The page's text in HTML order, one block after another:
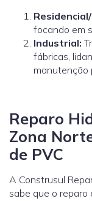
focando em
Industrial:
fábricas,
manutenção
Reparo
Zona
de PVC
A Construsul
sabe que o reparo